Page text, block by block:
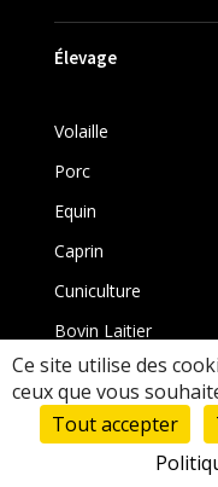
Élevage
Volaille
Porc
Equin
Caprin
Cuniculture
Bovin Laitier
Bovin
Ce site utilise des
ceux que vous
Tout accepter